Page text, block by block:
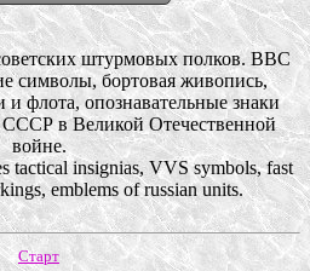
штурмовых полков. ВВС
символы, бортовая живопись,
флота, опознавательные знаки
в Великой Отечественной
войне.
tactical insignias, VVS symbols, fast
emblems of russian units.
Старт